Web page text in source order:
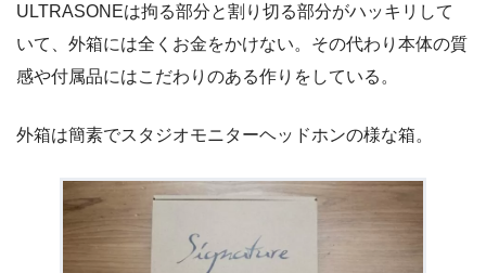
ULTRASONEは拘る部分と割り切る部分がハッキリして
いて、外箱には全くお金をかけない。その代わり本体の質
感や付属品にはこだわりのある作りをしている。
外箱は簡素でスタジオモニターヘッドホンの様な箱。